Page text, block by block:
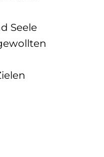
Seele